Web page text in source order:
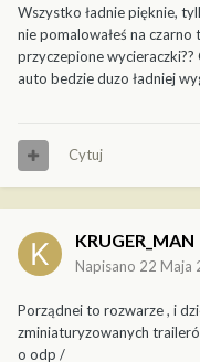
Wszystko ładnie pięknie,
nie pomalowałeś na
przyczepione
auto bedzie duzo ładniej
Cytuj
KRUGER_MAN
Napisano 22 Maja
Porządnei to rozwarze , i
zminiaturyzowanych
o odp /